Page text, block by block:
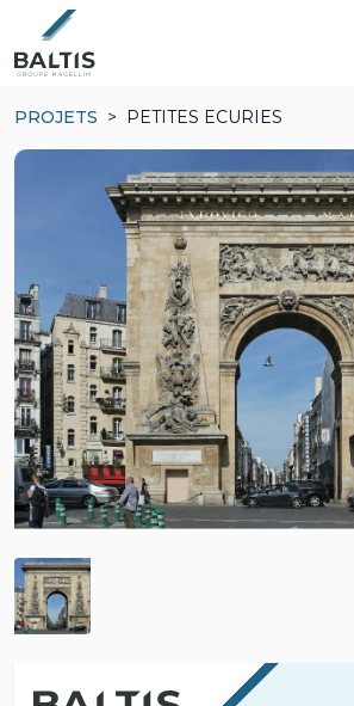
PROJETS PETITES ECURIES